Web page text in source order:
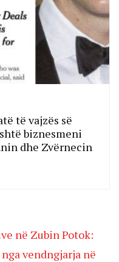
të vajzës së
biznesmeni
dhe Zvërnecin
në Zubin Potok:
vendngjarja në